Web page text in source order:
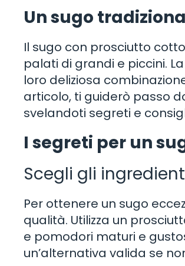
Un sugo
Il sugo con prosciutto
palati di grandi e piccini.
loro deliziosa
articolo, ti guiderò passo
svelandoti segreti e
I segreti per un
Scegli gli
Per ottenere un sugo
qualità. Utilizza un
e pomodori maturi e
un’alternativa valida se